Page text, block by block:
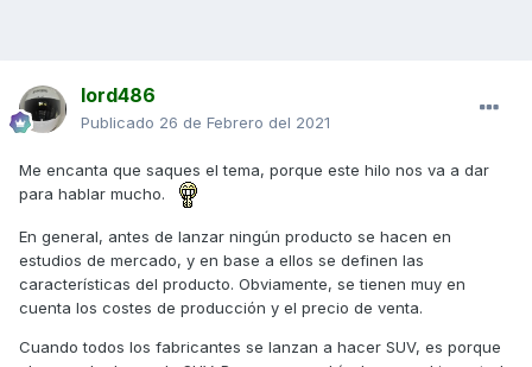
lord486
Publicado 26 de Febrero del 2021
Me encanta que saques el tema, porque este hilo nos va a dar
para hablar mucho.
En general, antes de lanzar ningún producto se hacen en
estudios de mercado, y en base a ellos se definen las
características del producto. Obviamente, se tienen muy en
cuenta los costes de producción y el precio de venta.
Cuando todos los fabricantes se lanzan a hacer SUV, es porque